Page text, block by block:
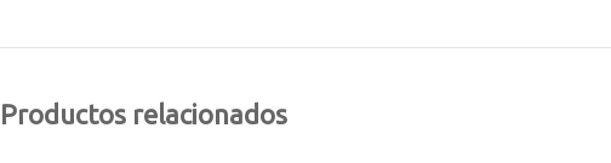
Productos relacionados